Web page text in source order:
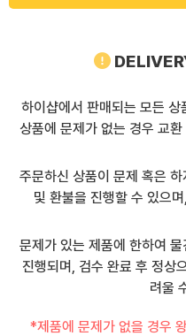
하이샵에서 판매되는 모든 상
상품에 문제가 없는 경우 교
주문하신 상품이 문제 혹은
및 환불을 진행할 수 있으
문제가 있는 제품에 한하여
진행되며, 검수 완료 후 정상
려울
*제품에 문제가 없을 경우